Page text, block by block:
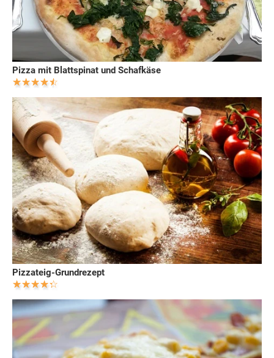
Pizza mit Blattspinat und Schafkäse
Pizzateig-Grundrezept